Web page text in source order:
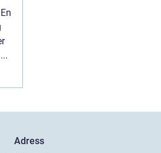
Apple Butik Stockholm ...
Adress